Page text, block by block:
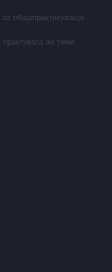
за общопрактикуващи
ви теми